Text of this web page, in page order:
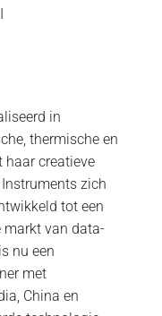
in
thermische en
haar creatieve
zich
tot een
markt van data-
nu een
met
China en